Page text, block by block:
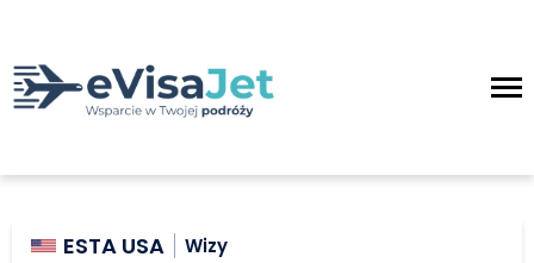
ESTA USA Wizy